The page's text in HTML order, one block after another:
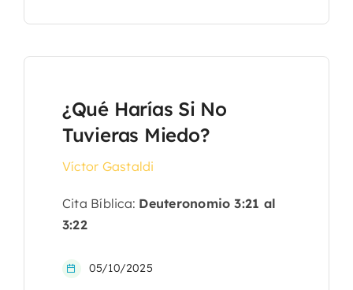
¿Qué Harías Si No
Tuvieras Miedo?
Víctor Gastaldi
Cita Bíblica: Deuteronomio 3:21 al
3:22
05/10/2025